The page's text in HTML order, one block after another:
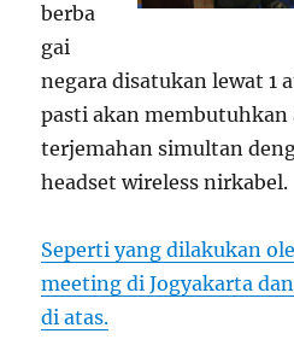
berba
gai
negara disatukan lewat 1
pasti akan membutuhkan
terjemahan simultan
headset wireless nirkabel.
Seperti yang dilakukan
meeting di Jogyakarta
di atas.